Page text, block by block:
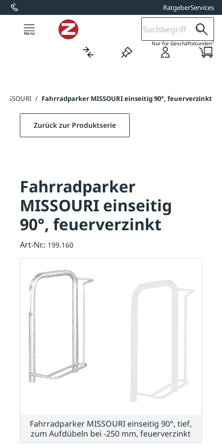
springen RatgeberServices
Nur für Geschäftskunden1
/ Fahrradparker MISSOURI einseitig 90°, feuerverzinkt
Zurück zur Produktserie
Fahrradparker
MISSOURI einseitig
90°, feuerverzinkt
Art-Nr.: 199.160
Fahrradparker MISSOURI einseitig 90°, tief,
zum Aufdübeln bei -250 mm, feuerverzinkt